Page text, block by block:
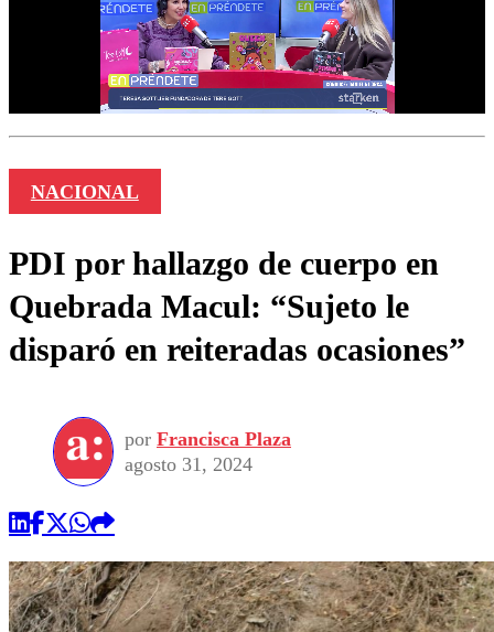
NACIONAL
PDI por hallazgo de cuerpo en
Quebrada Macul: “Sujeto le
disparó en reiteradas ocasiones”
por Francisca Plaza
agosto 31, 2024